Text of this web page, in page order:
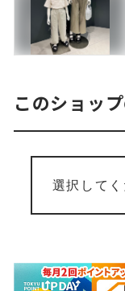
このショッ